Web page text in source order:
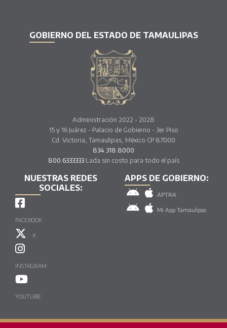
GOBIERNO DEL ESTADO DE TAMAULIPAS
Administración 2022 - 2028
15 y 16 Juárez - Palacio de Gobierno - 3er Piso
Cd. Victoria, Tamaulipas, México CP 87000
834.318.8000
800.6333333Lada sin costo para todo el país
NUESTRAS REDES
SOCIALES:
FACEBOOK
X
INSTAGRAM
YOUTUBE
APPS DE GOBIERNO:
APTRA
Mi App Tamaulipas